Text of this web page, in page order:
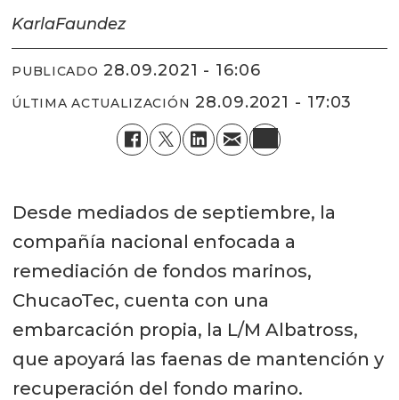
KarlaFaundez
PUBLICADO 28.09.2021 - 16:06
ÚLTIMA ACTUALIZACIÓN 28.09.2021 - 17:03
Desde mediados de septiembre, la
compañía nacional enfocada a
remediación de fondos marinos,
ChucaoTec, cuenta con una
embarcación propia, la L/M Albatross,
que apoyará las faenas de mantención y
recuperación del fondo marino.